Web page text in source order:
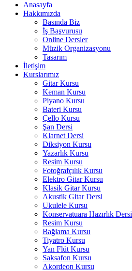
Anasayfa
Hakkımızda
Basında Biz
İş Başvurusu
Online Dersler
Müzik Organizasyonu
Tasarım
İletişim
Kurslarımız
Gitar Kursu
Keman Kursu
Piyano Kursu
Bateri Kursu
Çello Kursu
Şan Dersi
Klarnet Dersi
Diksiyon Kursu
Yazarlık Kursu
Resim Kursu
Fotoğrafçılık Kursu
Elektro Gitar Kursu
Klasik Gitar Kursu
Akustik Gitar Dersi
Ukulele Kursu
Konservatuara Hazırlık Dersi
Resim Kursu
Bağlama Kursu
Tiyatro Kursu
Yan Flüt Kursu
Saksafon Kursu
Akordeon Kursu